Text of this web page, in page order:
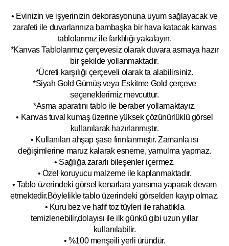
• Evinizin ve işyerinizin dekorasyonuna uyum sağlayacak ve
zarafeti ile duvarlarınıza bambaşka bir hava katacak kanvas
tablolarımız ile farklılığı yakalayın.
*Kanvas Tablolarımız çerçevesiz olarak duvara asmaya hazır
bir şekilde yollanmaktadır.
*Ücreti karşılığı çerçeveli olarak ta alabilirsiniz.
*Siyah Gold Gümüş veya Eskitme Gold çerçeve
seçeneklerimiz mevcuttur.
*Asma aparatını tablo ile beraber yollamaktayız.
• Kanvas tuval kumaş üzerine yüksek çözünürlüklü görsel
kullanılarak hazırlanmıştır.
• Kullanılan ahşap şase fırınlanmıştır. Zamanla ısı
değişimlerine maruz kalarak esneme, yamulma yapmaz.
• Sağlığa zararlı bileşenler içermez.
• Özel koruyucu malzeme ile kaplanmaktadır.
• Tablo üzerindeki görsel kenarlara yansıma yaparak devam
etmektedir.Böylelikle tablo üzerindeki görselden kayıp olmaz.
• Kuru bez ve hafif toz tüyleri ile rahatlıkla
temizlenebilir,dolayısı ile ilkgünkü gibi uzun yıllar
kullanılabilir.
• %100 menşeili yerli üründür.